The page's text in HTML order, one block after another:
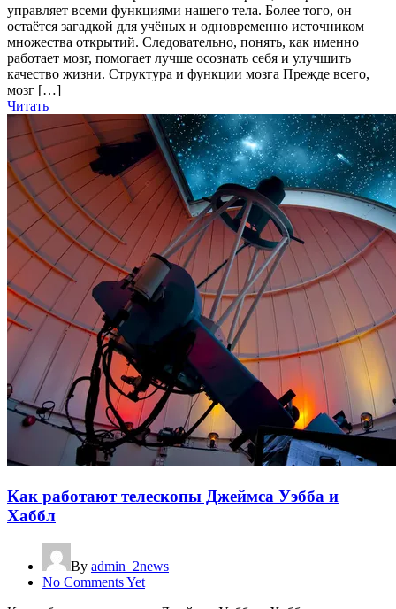
управляет всеми функциями нашего тела. Более того, он
остаётся загадкой для учёных и одновременно источником
множества открытий. Следовательно, понять, как именно
работает мозг, помогает лучше осознать себя и улучшить
качество жизни. Структура и функции мозга Прежде всего,
мозг […]
Читать
Как работают телескопы Джеймса Уэбба и
Хаббл
By admin_2news
No Comments Yet